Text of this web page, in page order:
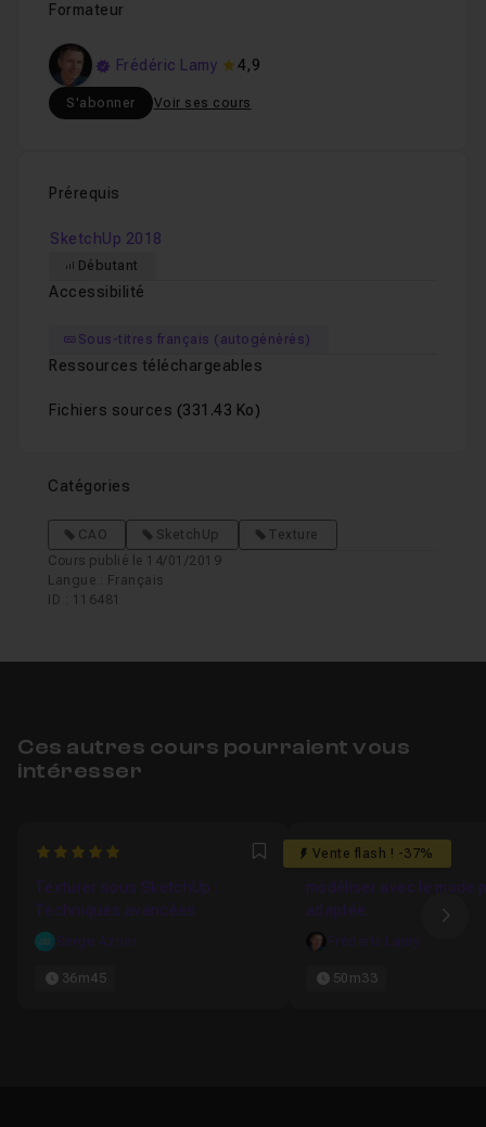
Formateur
Frédéric Lamy 4,9
S'abonner Voir ses cours
Prérequis
SketchUp 2018
Débutant
Accessibilité
Sous-titres français (autogénérés)
Ressources téléchargeables
Fichiers sources (331.43 Ko)
Catégories
CAO SketchUp
Texture
Cours publié le 14/01/2019
Langue : Français
ID : 116481
Ces autres cours pourraient vous
intéresser
5 Favori
Texturer sous SketchUp :
Techniques avancées
Serge Aznar
36m45
Vente flash ! -37%
4.5
modéliser avec le mode
adaptée
Frédéric Lamy
50m33